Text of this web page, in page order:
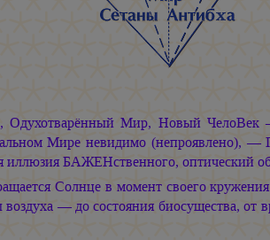
Одухотварённый Мир, Новый
Мире невидимо (непроявлено), —
БАЖЕНственного, оптический
Солнце в момент своего
— до состояния биосущества, от